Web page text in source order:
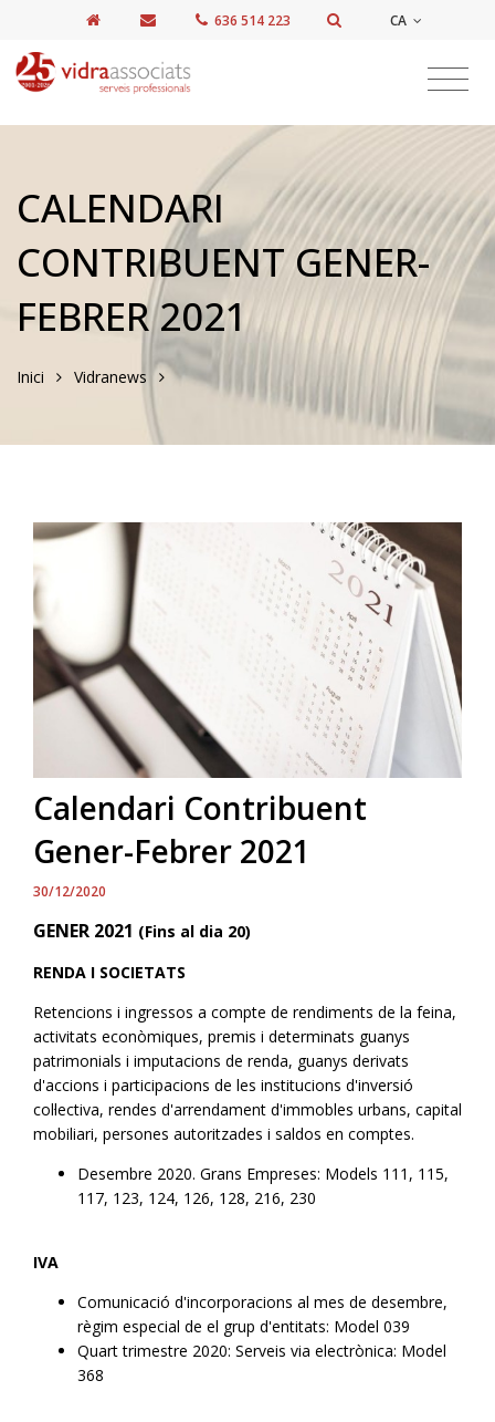
636 514 223 CA
CALENDARI
CONTRIBUENT GENER-
FEBRER 2021
Inici Vidranews
Calendari Contribuent
Gener-Febrer 2021
30/12/2020
GENER 2021 (Fins al dia 20)
RENDA I SOCIETATS
Retencions i ingressos a compte de rendiments de la feina,
activitats econòmiques, premis i determinats guanys
patrimonials i imputacions de renda, guanys derivats
d'accions i participacions de les institucions d'inversió
col·lectiva, rendes d'arrendament d'immobles urbans, capital
mobiliari, persones autoritzades i saldos en comptes.
Desembre 2020. Grans Empreses: Models 111, 115,
117, 123, 124, 126, 128, 216, 230
IVA
Comunicació d'incorporacions al mes de desembre,
règim especial de el grup d'entitats: Model 039
Quart trimestre 2020: Serveis via electrònica: Model
368